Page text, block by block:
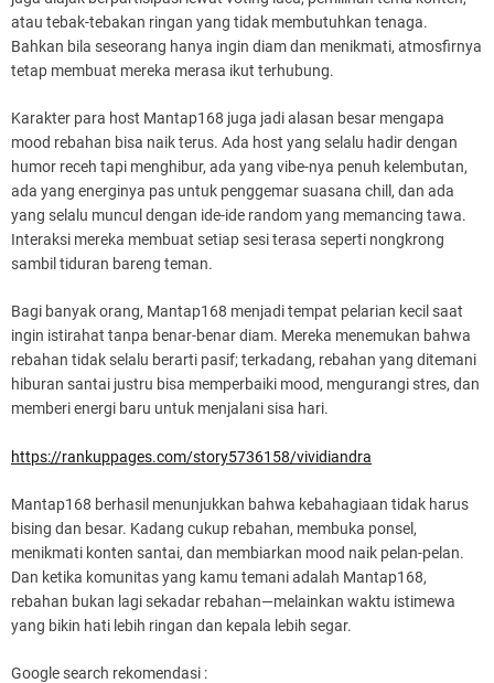
atau tebak-tebakan ringan yang tidak membutuhkan tenaga.
Bahkan bila seseorang hanya ingin diam dan menikmati, atmosfirnya
tetap membuat mereka merasa ikut terhubung.
Karakter para host Mantap168 juga jadi alasan besar mengapa
mood rebahan bisa naik terus. Ada host yang selalu hadir dengan
humor receh tapi menghibur, ada yang vibe-nya penuh kelembutan,
ada yang energinya pas untuk penggemar suasana chill, dan ada
yang selalu muncul dengan ide-ide random yang memancing tawa.
Interaksi mereka membuat setiap sesi terasa seperti nongkrong
sambil tiduran bareng teman.
Bagi banyak orang, Mantap168 menjadi tempat pelarian kecil saat
ingin istirahat tanpa benar-benar diam. Mereka menemukan bahwa
rebahan tidak selalu berarti pasif; terkadang, rebahan yang ditemani
hiburan santai justru bisa memperbaiki mood, mengurangi stres, dan
memberi energi baru untuk menjalani sisa hari.
https://rankuppages.com/story5736158/vividiandra
Mantap168 berhasil menunjukkan bahwa kebahagiaan tidak harus
bising dan besar. Kadang cukup rebahan, membuka ponsel,
menikmati konten santai, dan membiarkan mood naik pelan-pelan.
Dan ketika komunitas yang kamu temani adalah Mantap168,
rebahan bukan lagi sekadar rebahan—melainkan waktu istimewa
yang bikin hati lebih ringan dan kepala lebih segar.
Google search rekomendasi :